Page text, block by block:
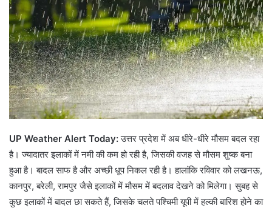
UP Weather Alert Today:उत्तर प्रदेश में अब धीरे-धीरे मौसम बदल रहा
है। ज्यादातर इलाकों में नमी की कम हो रही है, जिसकी वजह से मौसम शुष्क बना
हुआ है। बादल साफ है और अच्छी धूप निकल रही है। हालांकि रविवार को लखनऊ,
कानपुर, बरेली, रामपुर जैसे इलाकों में मौसम में बदलाव देखने को मिलेगा। सुबह से
कुछ इलाकों में बादल छा सकते हैं, जिसके चलते पश्चिमी यूपी में हल्की बारिश होने का